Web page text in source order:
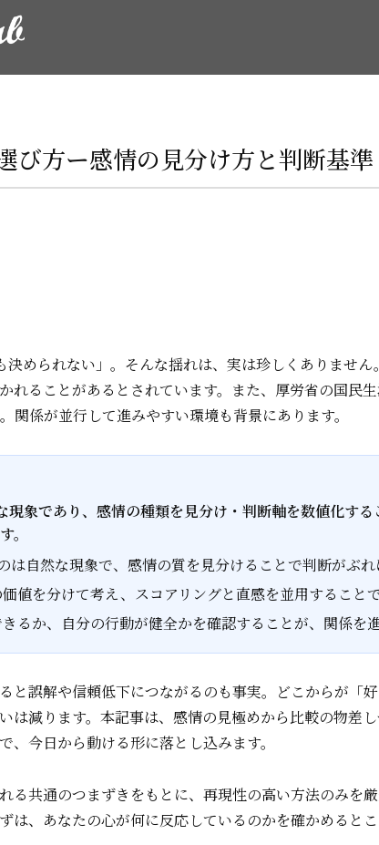
び方ー感情の見分け方と判断基準
決められない」。そんな揺れは、実は珍しくありませ
れることがあるとされています。また、厚労省の国民
関係が並行して進みやすい環境も背景にあります。
現象であり、感情の種類を見分け・判断軸を数値化す
。
は自然な現象で、感情の質を見分けることで判断がぶれ
値を分けて考え、スコアリングと直感を並用すること
るか、自分の行動が健全かを確認することが、関係を
と誤解や信頼低下につながるのも事実。どこからが「
は減ります。本記事は、感情の見極めから比較の物差
、今日から動ける形に落とし込みます。
る共通のつまずきをもとに、再現性の高い方法のみを厳
は、あなたの心が何に反応しているのかを確かめるとこ